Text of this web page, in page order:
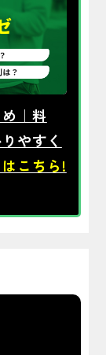
｜料
やすく
こちら!